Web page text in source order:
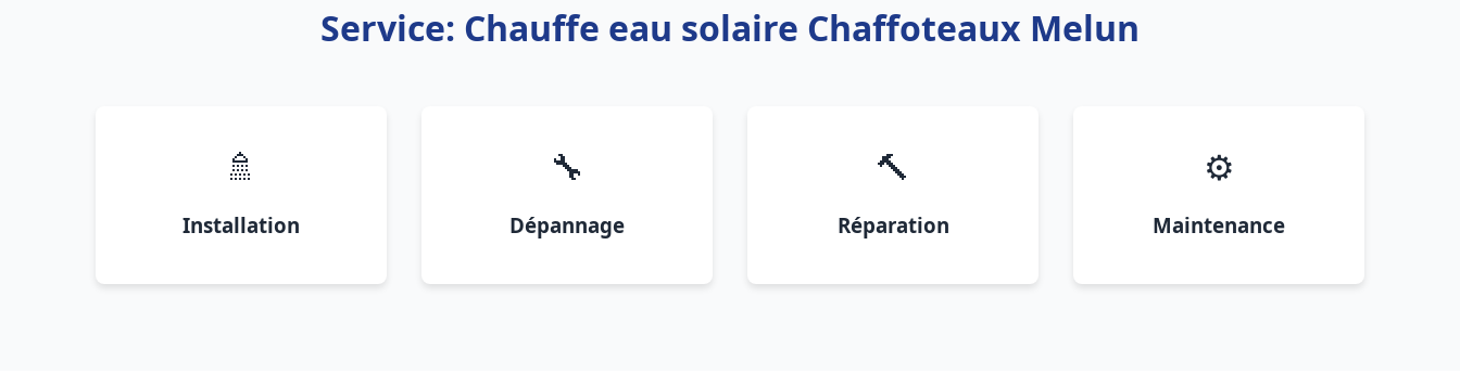
Service: Chauffe eau solaire Chaffoteaux Melun
🚿
Installation
🔧
Dépannage
🔨
Réparation
⚙️
Maintenance